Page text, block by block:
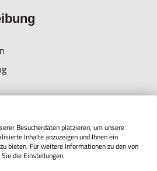
kann zu Schäden und
1,7051 HR
email: Info@hogetex.com
in mm:
Besucherdaten platzieren, um unsere
Inhalte anzuzeigen und Ihnen ein
bieten. Für weitere Informationen zu den von
die Einstellungen.